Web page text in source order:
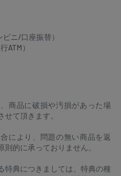
ニ/口座振替）
ATM）
商品に破損や汚損があった場
て頂きます。
により、問題の無い商品を返
則的に承っておりません。
特典につきましては、特典の種